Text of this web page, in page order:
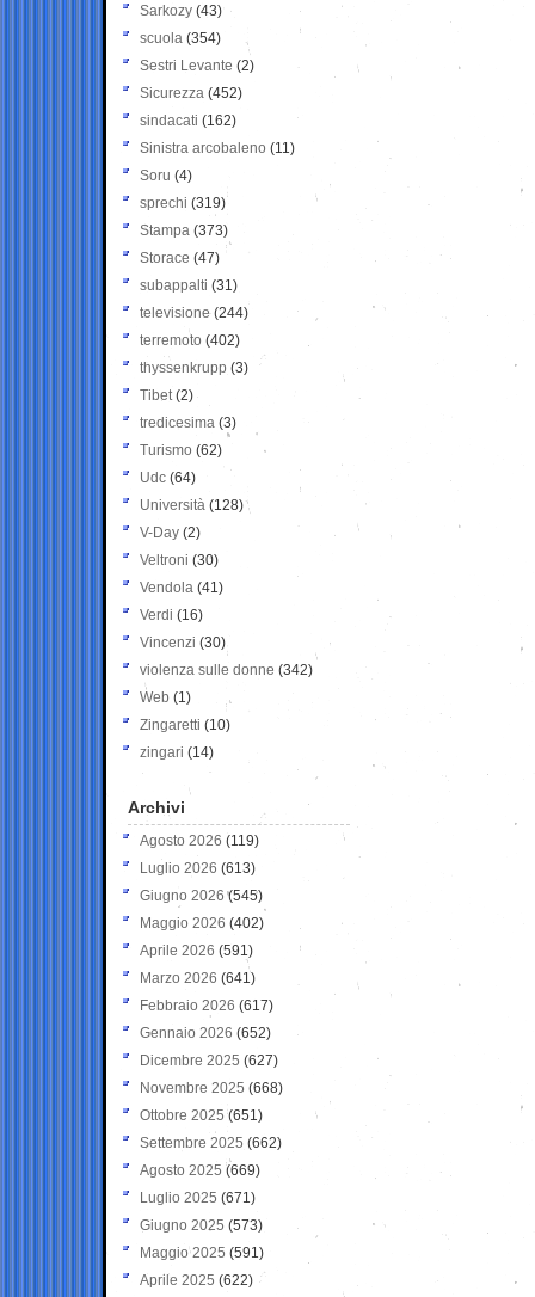
Sarkozy (43)
scuola (354)
Sestri Levante (2)
Sicurezza (452)
sindacati (162)
Sinistra arcobaleno (11)
Soru (4)
sprechi (319)
Stampa (373)
Storace (47)
subappalti (31)
televisione(244)
terremoto (402)
thyssenkrupp (3)
Tibet(2)
tredicesima (3)
Turismo (62)
Udc (64)
Università (128)
V-Day (2)
Veltroni (30)
Vendola (41)
Verdi (16)
Vincenzi (30)
violenza sulle donne (342)
Web (1)
Zingaretti (10)
zingari (14)
Archivi
Agosto 2026 (119)
Luglio 2026 (613)
Giugno 2026 (545)
Maggio 2026 (402)
Aprile 2026 (591)
Marzo 2026 (641)
Febbraio 2026 (617)
Gennaio 2026 (652)
Dicembre 2025 (627)
Novembre 2025 (668)
Ottobre 2025 (651)
Settembre 2025 (662)
Agosto 2025 (669)
Luglio 2025 (671)
Giugno 2025 (573)
Maggio 2025 (591)
Aprile 2025 (622)